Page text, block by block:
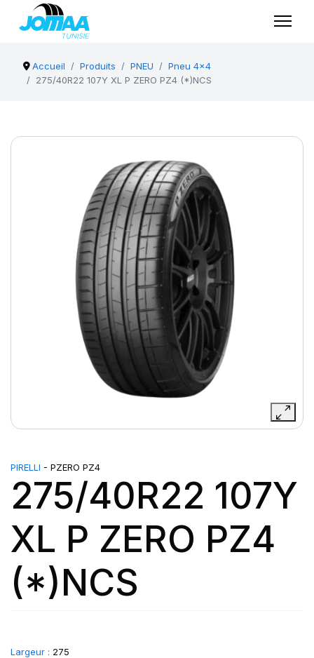
Accueil Produits PNEU
Pneu 4x4
275/40R22 107Y XL P ZERO PZ4 (*)NCS
PIRELLI - PZERO PZ4
275/40R22 107Y
XL P ZERO PZ4
(*)NCS
Largeur : 275